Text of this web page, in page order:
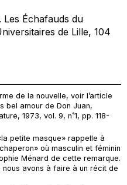
Les Échafauds du
de Lille, 104
de la nouvelle, voir l’article
bel amour de Don Juan,
, 1973, vol. 9, n˚1, pp. 118-
petite masque» rappelle à
où masculin et féminin
Ménard de cette remarque.
avons à faire à un récit de